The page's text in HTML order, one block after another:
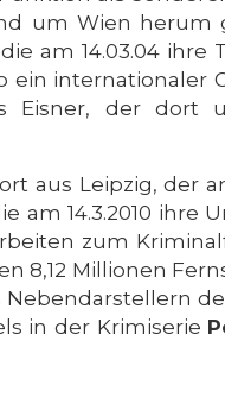
um Wien herum
am 14.03.04 ihre
ein internationaler
der dort
aus Leipzig, der
am 14.3.2010 ihre
zum
8,12 Millionen
in der Krimiserie